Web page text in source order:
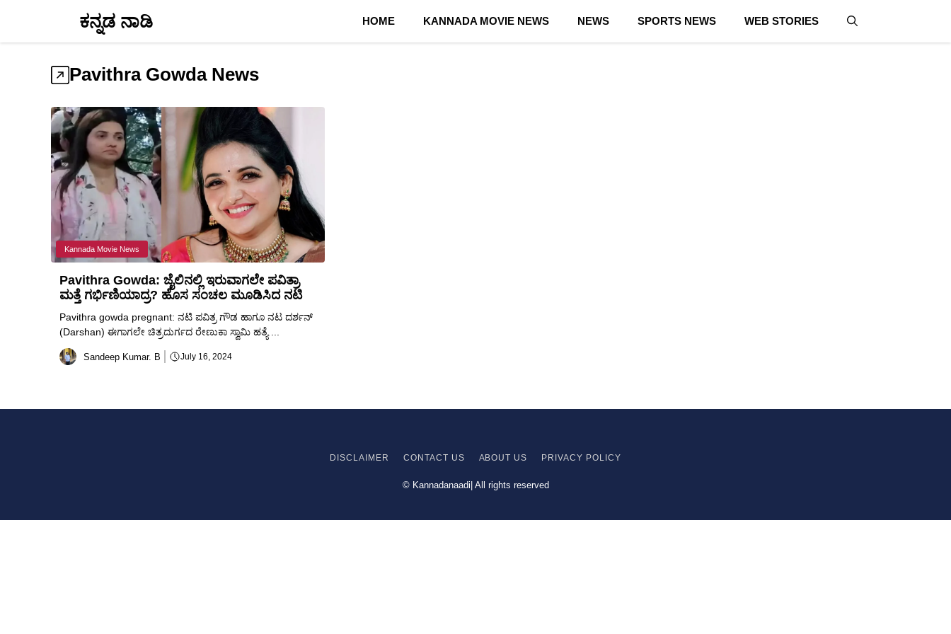
ಕನ್ನಡ ನಾಡಿ HOME KANNADA MOVIE NEWS NEWS SPORTS NEWS WEB STORIES
Pavithra Gowda News
Kannada Movie News
Pavithra Gowda: ಜೈಲಿನಲ್ಲಿ ಇರುವಾಗಲೇ ಪವಿತ್ರಾ
ಮತ್ತೆ ಗರ್ಭಿಣಿಯಾದ್ರ? ಹೊಸ ಸಂಚಲ ಮೂಡಿಸಿದ ನಟಿ
Pavithra gowda pregnant: ನಟಿ ಪವಿತ್ರ ಗೌಡ ಹಾಗೂ ನಟ ದರ್ಶನ್
(Darshan) ಈಗಾಗಲೇ ಚಿತ್ರದುರ್ಗದ ರೇಣುಕಾ ಸ್ವಾಮಿ ಹತ್ಯೆ ...
Sandeep Kumar. B July 16, 2024
DISCLAIMER CONTACT US ABOUT US PRIVACY POLICY
© Kannadanaadi| All rights reserved